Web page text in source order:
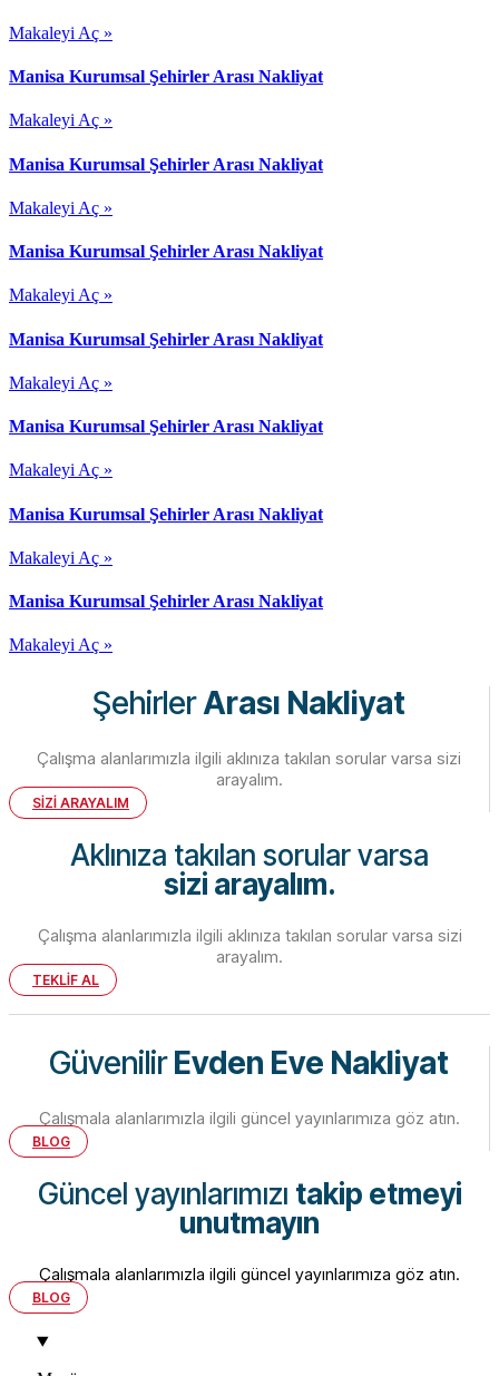
Makaleyi Aç »
Manisa Kurumsal Şehirler Arası Nakliyat
Makaleyi Aç »
Manisa Kurumsal Şehirler Arası Nakliyat
Makaleyi Aç »
Manisa Kurumsal Şehirler Arası Nakliyat
Makaleyi Aç »
Manisa Kurumsal Şehirler Arası Nakliyat
Makaleyi Aç »
Manisa Kurumsal Şehirler Arası Nakliyat
Makaleyi Aç »
Manisa Kurumsal Şehirler Arası Nakliyat
Makaleyi Aç »
Manisa Kurumsal Şehirler Arası Nakliyat
Makaleyi Aç »
ŞehirlerArası Nakliyat
Çalışma alanlarımızla ilgili aklınıza takılan sorular varsa sizi
arayalım.
SİZİ ARAYALIM
Aklınıza takılan sorular varsa
sizi arayalım.
Çalışma alanlarımızla ilgili aklınıza takılan sorular varsa sizi
arayalım.
TEKLİF AL
GüvenilirEvden Eve Nakliyat
Çalışmala alanlarımızla ilgili güncel yayınlarımıza göz atın.
BLOG
Güncel yayınlarımızı takip etmeyi
unutmayın
Çalışmala alanlarımızla ilgili güncel yayınlarımıza göz atın.
BLOG